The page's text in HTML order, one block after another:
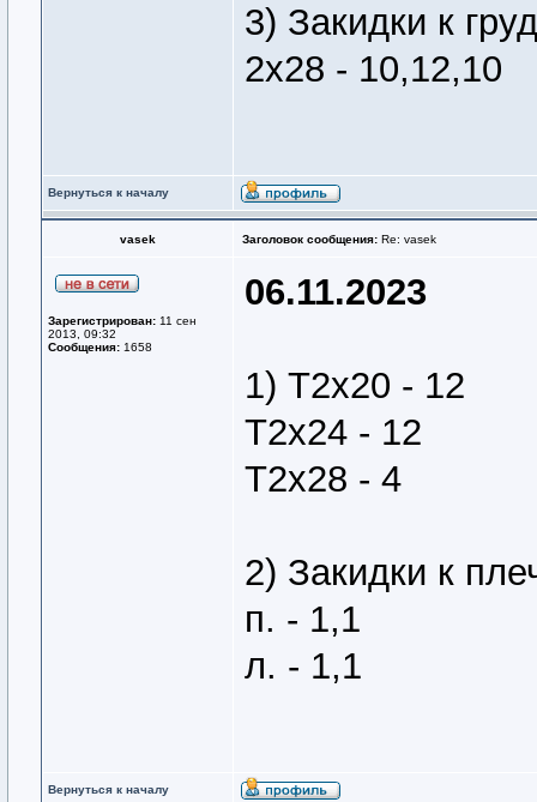
3) Закидки к
2х28 - 10,12,10
Вернуться к началу
vasek Заголовок сообщения: Re: vasek
Зарегистрирован: 11 сен
2013, 09:32
Сообщения: 1658
06.11.2023
1) Т2х20 - 12
Т2х24 - 12
Т2х28 - 4
2) Закидки к
п. - 1,1
л. - 1,1
Вернуться к началу